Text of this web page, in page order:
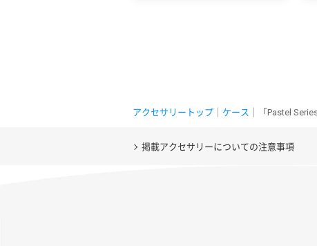
アクセサリートップ ケース ｜「Pastel
掲載アクセサリーについての注意事項